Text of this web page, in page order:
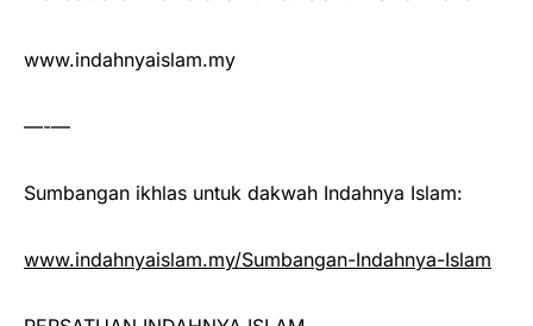
www.indahnyaislam.my
—-—
Sumbangan ikhlas untuk dakwah Indahnya Islam:
www.indahnyaislam.my/Sumbangan-Indahnya-Islam